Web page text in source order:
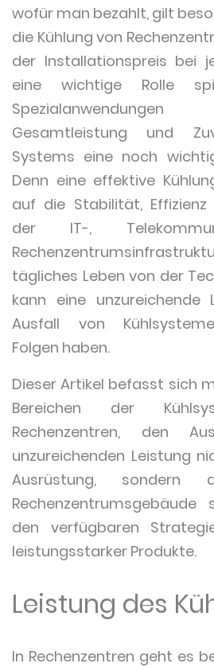
wofür man bezahlt, gilt
die Kühlung von
der Installationspreis bei
eine wichtige Rolle
Gesamtleistung und
Systems eine noch
Denn eine effektive
auf die Stabilität, Effizienz
der IT-,
tägliches Leben von der
kann eine unzureichende
Ausfall von
Folgen haben.
Dieser Artikel befasst sich
Bereichen der
Rechenzentren, den
unzureichenden Leistung
Ausrüstung,
den verfügbaren
leistungsstarker Produkte.
Leistung des
In Rechenzentren geht es